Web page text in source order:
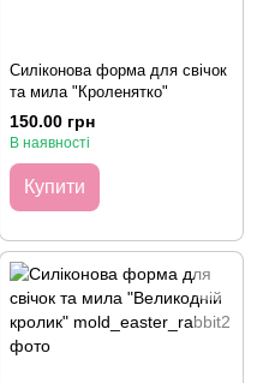
Силіконова форма для свічок
та мила "Кроленятко"
150.00 грн
В наявності
Купити